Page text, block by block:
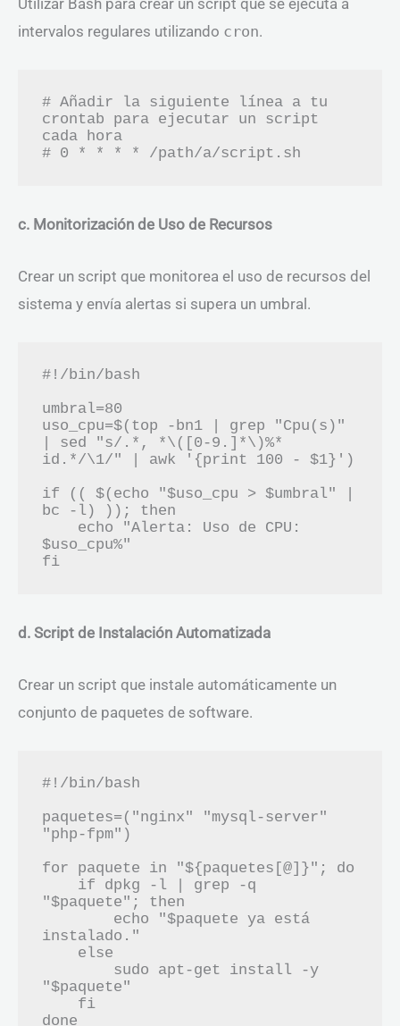
intervalos regulares utilizando cron.
# Añadir la siguiente línea a tu
crontab para ejecutar un script
cada hora
c. Monitorización de Uso de Recursos
Crear un script que monitorea el uso de recursos del
sistema y envía alertas si supera un umbral.
#!/bin/bash
umbral=80
uso_cpu=$(top -bn1 | grep "Cpu(s)"
| sed "s/.*, *\([0-9.]*\)%*
id.*/\1/" | awk '{print 100 - $1}')
if (( $(echo "$uso_cpu > $umbral" |
bc -l) )); then
$uso_cpu%"
d. Script de Instalación Automatizada
Crear un script que instale automáticamente un
conjunto de paquetes de software.
#!/bin/bash
paquetes=("nginx" "mysql-server"
"php-fpm")
for paquete in "${paquetes[@]}"; do
"$paquete"; then
instalado."
"$paquete"